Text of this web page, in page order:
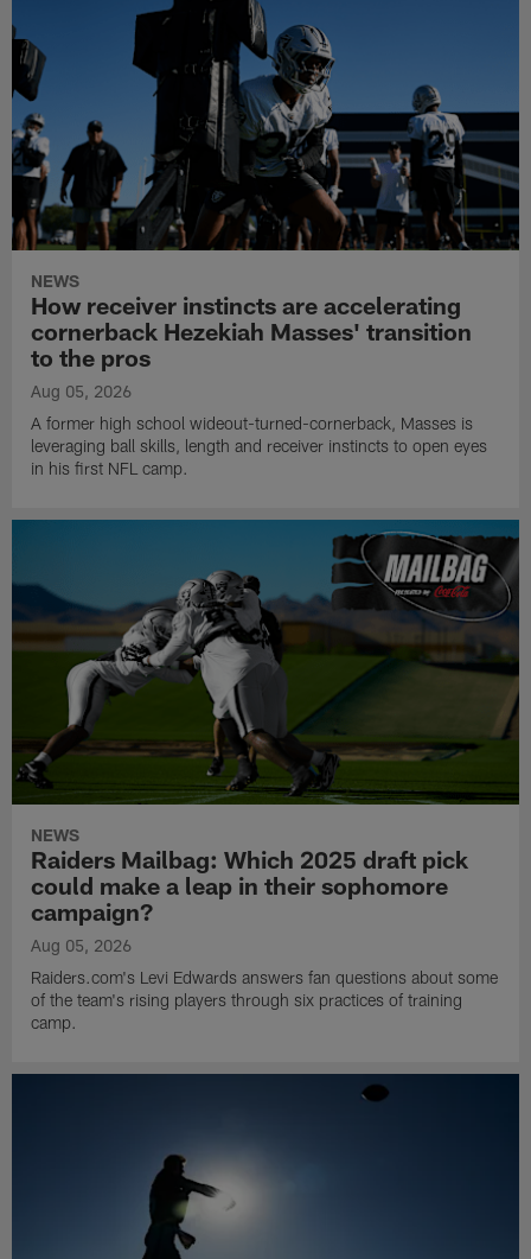
NEWS
How receiver instincts are accelerating
cornerback Hezekiah Masses' transition
to the pros
Aug 05, 2026
A former high school wideout-turned-cornerback, Masses is
leveraging ball skills, length and receiver instincts to open eyes
in his first NFL camp.
NEWS
Raiders Mailbag: Which 2025 draft pick
could make a leap in their sophomore
campaign?
Aug 05, 2026
Raiders.com's Levi Edwards answers fan questions about some
of the team's rising players through six practices of training
camp.